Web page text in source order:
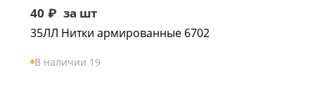
40 ₽ за шт
35ЛЛ Нитки армированные 6702
В наличии 19